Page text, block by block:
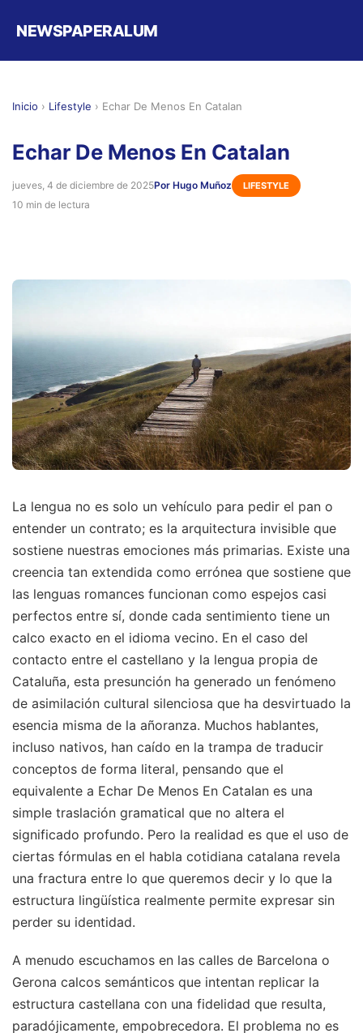
NEWSPAPERALUM
Inicio › Lifestyle › Echar De Menos En Catalan
Echar De Menos En Catalan
jueves, 4 de diciembre de 2025Por Hugo Muñoz LIFESTYLE
10 min de lectura
La lengua no es solo un vehículo para pedir el pan o
entender un contrato; es la arquitectura invisible que
sostiene nuestras emociones más primarias. Existe una
creencia tan extendida como errónea que sostiene que
las lenguas romances funcionan como espejos casi
perfectos entre sí, donde cada sentimiento tiene un
calco exacto en el idioma vecino. En el caso del
contacto entre el castellano y la lengua propia de
Cataluña, esta presunción ha generado un fenómeno
de asimilación cultural silenciosa que ha desvirtuado la
esencia misma de la añoranza. Muchos hablantes,
incluso nativos, han caído en la trampa de traducir
conceptos de forma literal, pensando que el
equivalente a Echar De Menos En Catalan es una
simple traslación gramatical que no altera el
significado profundo. Pero la realidad es que el uso de
ciertas fórmulas en el habla cotidiana catalana revela
una fractura entre lo que queremos decir y lo que la
estructura lingüística realmente permite expresar sin
perder su identidad.
A menudo escuchamos en las calles de Barcelona o
Gerona calcos semánticos que intentan replicar la
estructura castellana con una fidelidad que resulta,
paradójicamente, empobrecedora. El problema no es